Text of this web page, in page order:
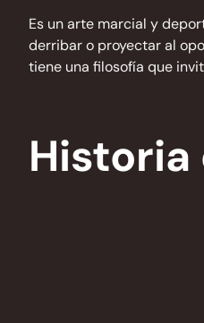
Es un arte marcial y
derribar o proyectar al
tiene una filosofía que
Historia